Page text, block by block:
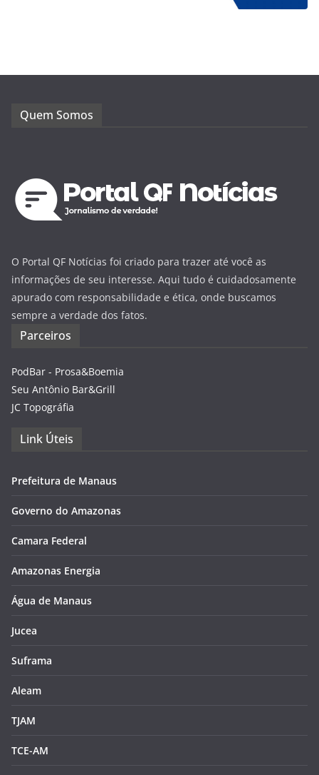
Quem Somos
O Portal QF Notícias foi criado para trazer até você as
informações de seu interesse. Aqui tudo é cuidadosamente
apurado com responsabilidade e ética, onde buscamos
sempre a verdade dos fatos.
Parceiros
PodBar - Prosa&Boemia
Seu Antônio Bar&Grill
JC Topográfia
Link Úteis
Prefeitura de Manaus
Governo do Amazonas
Camara Federal
Amazonas Energia
Água de Manaus
Jucea
Suframa
Aleam
TJAM
TCE-AM